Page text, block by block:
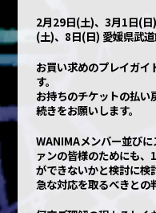
2月29日(土)、3月1日(
(土)、8日(日) 愛媛県武道
お買い求めのプレイガイ
す。
お持ちのチケットの払
続きをお願いします。
WANIMAメンバー並び
ァンの皆様のためにも
ができないかと検討に検
急な対応を取るべきとの